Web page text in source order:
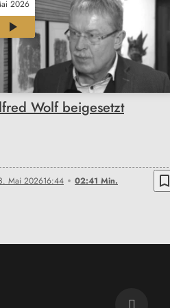
2026
02:41
Wolf beigesetzt
Mai 202616:44 02:41 Min. bookmark_border